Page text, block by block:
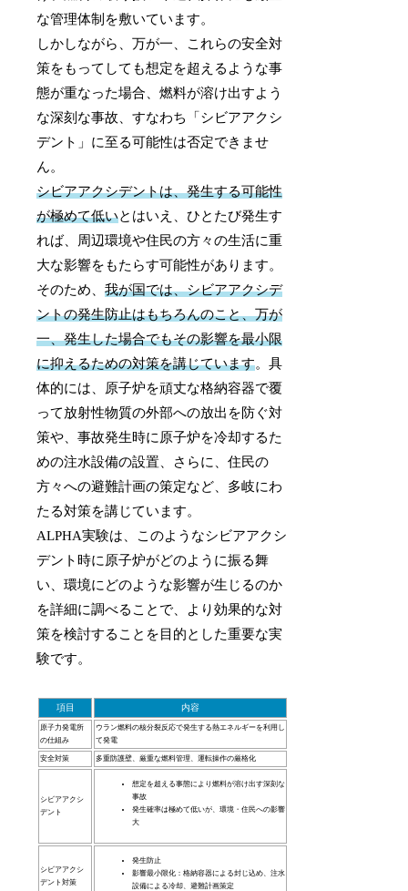
な管理体制を敷いています。
しかしながら、万が一、これらの安全対
策をもってしても想定を超えるような事
態が重なった場合、燃料が溶け出すよう
な深刻な事故、すなわち「シビアアクシ
デント」に至る可能性は否定できませ
ん。
シビアアクシデントは、発生する可能性
が極めて低いとはいえ、ひとたび発生す
れば、周辺環境や住民の方々の生活に重
大な影響をもたらす可能性があります。
そのため、我が国では、シビアアクシデ
ントの発生防止はもちろんのこと、万が
一、発生した場合でもその影響を最小限
に抑えるための対策を講じています。具
体的には、原子炉を頑丈な格納容器で覆
って放射性物質の外部への放出を防ぐ対
策や、事故発生時に原子炉を冷却するた
めの注水設備の設置、さらに、住民の
方々への避難計画の策定など、多岐にわ
たる対策を講じています。
ALPHA実験は、このようなシビアアクシ
デント時に原子炉がどのように振る舞
い、環境にどのような影響が生じるのか
を詳細に調べることで、より効果的な対
策を検討することを目的とした重要な実
験です。
項目 内容
原子力発電所
の仕組み
ウラン燃料の核分裂反応で発生する熱エネルギーを利用し
て発電
安全対策 多重防護壁、厳重な燃料管理、運転操作の厳格化
シビアアクシ
デント
想定を超える事態により燃料が溶け出す深刻な
事故
発生確率は極めて低いが、環境・住民への影響
大
シビアアクシ
デント対策
発生防止
影響最小限化：格納容器による封じ込め、注水
設備による冷却、避難計画策定